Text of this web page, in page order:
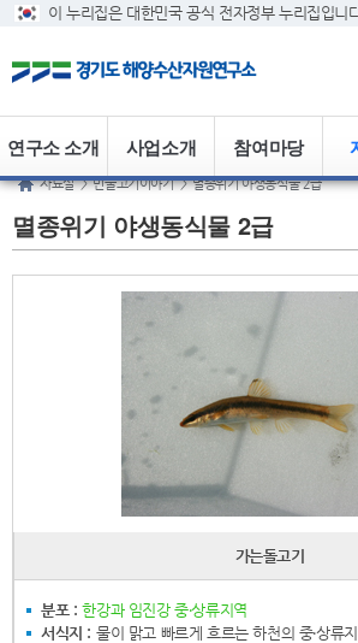
이 누리집은 대한민국 공식 전자정부 누리집입니
참여마당
사업소개
연구소 소개
자료실 > 민물고기이야기 > 멸종위기 야생동식물 2급
멸종위기 야생동식물 2급
가는돌고기
분포 : 한강과 임진강 중‧상류지역
서식지 : 물이 맑고 빠르게 흐르는 하천의 중‧상류